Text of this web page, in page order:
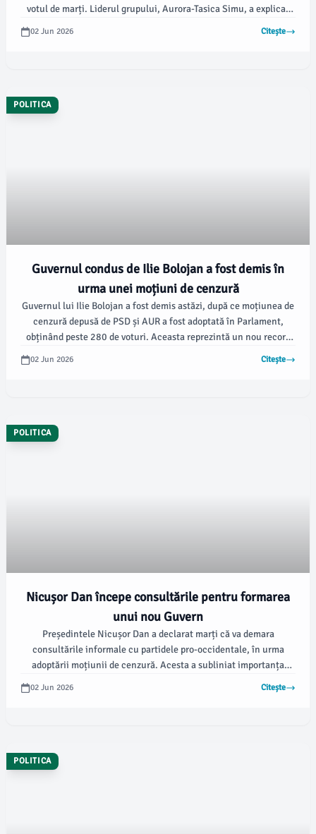
votul de marți. Liderul grupului, Aurora-Tasica Simu, a explicat
02 Jun 2026 Citește
POLITICA
Guvernul condus de Ilie Bolojan a fost demis în
urma unei moțiuni de cenzură
Guvernul lui Ilie Bolojan a fost demis astăzi, după ce moțiunea de
cenzură depusă de PSD și AUR a fost adoptată în Parlament,
obținând peste 280 de voturi. Aceasta reprezintă un nou record
demersul deschide calea pentru o nouă perioadă de negocieri și
02 Jun 2026 Citește
POLITICA
Nicușor Dan începe consultările pentru formarea
unui nou Guvern
Președintele Nicușor Dan a declarat marți că va demara
consultările informale cu partidele pro-occidentale, în urma
adoptării moțiunii de cenzură. Acesta a subliniat importanța
02 Jun 2026 Citește
POLITICA